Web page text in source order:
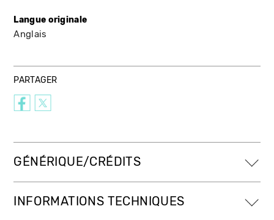
Langue originale
Anglais
PARTAGER
GÉNÉRIQUE/CRÉDITS
INFORMATIONS TECHNIQUES